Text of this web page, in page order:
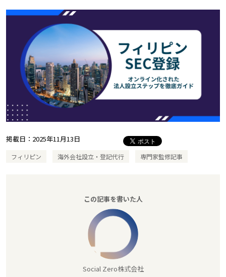
掲載日： 2025年11月13日
フィリピン 海外会社設立・登記代行 専門家監修記事
この記事を書いた人
Social Zero株式会社